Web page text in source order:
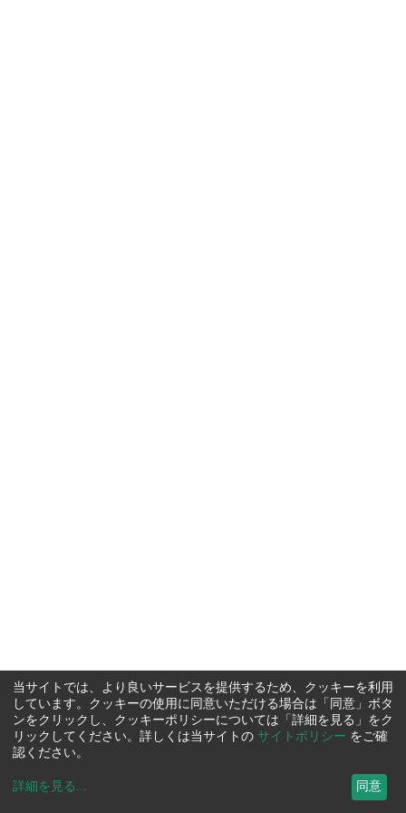
当サイトでは、より良いサービスを提供するため、クッキーを利用
しています。クッキーの使用に同意いただける場合は「同意」ボタ
ンをクリックし、クッキーポリシーについては「詳細を見る」をク
リックしてください。詳しくは当サイトの サイトポリシー をご確
認ください。
詳細を見る ... 同意